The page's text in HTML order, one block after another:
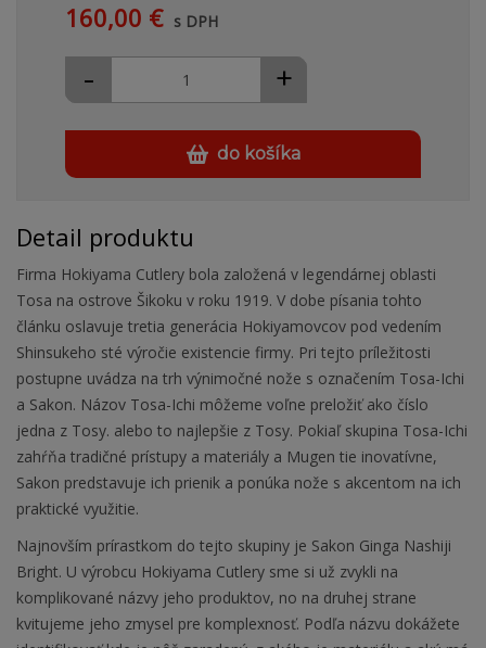
160,00 € s DPH
+
-
do košíka
Detail produktu
Firma Hokiyama Cutlery bola založená v legendárnej oblasti
Tosa na ostrove Šikoku v roku 1919. V dobe písania tohto
článku oslavuje tretia generácia Hokiyamovcov pod vedením
Shinsukeho sté výročie existencie firmy. Pri tejto príležitosti
postupne uvádza na trh výnimočné nože s označením Tosa-Ichi
a Sakon. Názov Tosa-Ichi môžeme voľne preložiť ako číslo
jedna z Tosy. alebo to najlepšie z Tosy. Pokiaľ skupina Tosa-Ichi
zahŕňa tradičné prístupy a materiály a Mugen tie inovatívne,
Sakon predstavuje ich prienik a ponúka nože s akcentom na ich
praktické využitie.
Najnovším prírastkom do tejto skupiny je Sakon Ginga Nashiji
Bright. U výrobcu Hokiyama Cutlery sme si už zvykli na
komplikované názvy jeho produktov, no na druhej strane
kvitujeme jeho zmysel pre komplexnosť. Podľa názvu dokážete